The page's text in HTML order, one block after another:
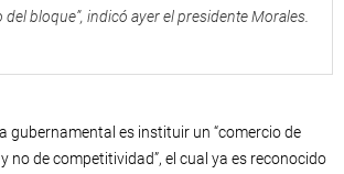
bloque”, indicó ayer el presidente Morales.
gubernamental es instituir un “comercio de
no de competitividad”, el cual ya es reconocido